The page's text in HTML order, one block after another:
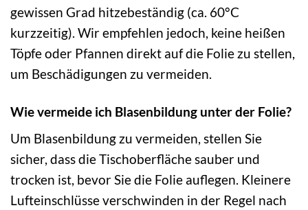
gewissen Grad hitzebeständig (ca. 60°C
kurzzeitig). Wir empfehlen jedoch, keine heißen
Töpfe oder Pfannen direkt auf die Folie zu stellen,
um Beschädigungen zu vermeiden.
Wie vermeide ich Blasenbildung unter der Folie?
Um Blasenbildung zu vermeiden, stellen Sie
sicher, dass die Tischoberfläche sauber und
trocken ist, bevor Sie die Folie auflegen. Kleinere
Lufteinschlüsse verschwinden in der Regel nach